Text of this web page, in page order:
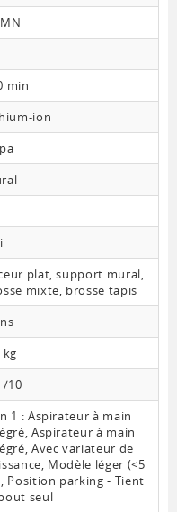
min
ion
plat, support mural,
mixte, brosse tapis
kg
/10
1 : Aspirateur à main
Aspirateur à main
Avec variateur de
Modèle léger (<5
Position parking - Tient
seul